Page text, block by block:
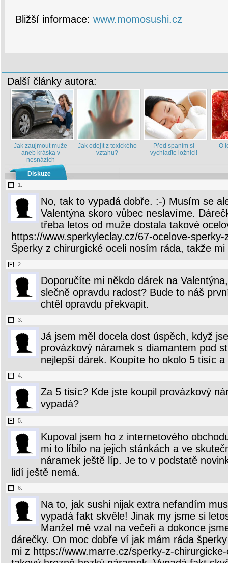
Bližší informace: www.momosushi.cz
Další články autora:
Jak zaujmout muže
aneb kráska v
nesnázích
Jak odejít z toxického
vztahu?
Před spaním si
vychlaďte ložnici!
O
Diskuze
1.
No, tak to vypadá dobře. :-) Musím se
Valentýna skoro vůbec neslavíme.
třeba letos od muže dostala takové
https://www.sperkyleclay.cz/67-ocelove-
Šperky z chirurgické oceli nosím ráda, takže
2.
Doporučíte mi někdo dárek na
slečně opravdu radost? Bude to náš
chtěl opravdu překvapit.
3.
Já jsem měl docela dost úspěch, když
provázkový náramek s diamantem pod
nejlepší dárek. Koupíte ho okolo 5 tisíc
4.
Za 5 tisíc? Kde jste koupil provázkový
vypadá?
5.
Kupoval jsem ho z internetového
mi to líbilo na jejich stánkách a ve
náramek ještě líp. Je to v podstatě
lidí ještě nemá.
6.
Na to, jak sushi nijak extra nefandím
vypadá fakt skvěle! Jinak my jsme si
Manžel mě vzal na večeři a dokonce
dárečky. On moc dobře ví jak mám ráda
mi z https://www.marre.cz/sperky-z-